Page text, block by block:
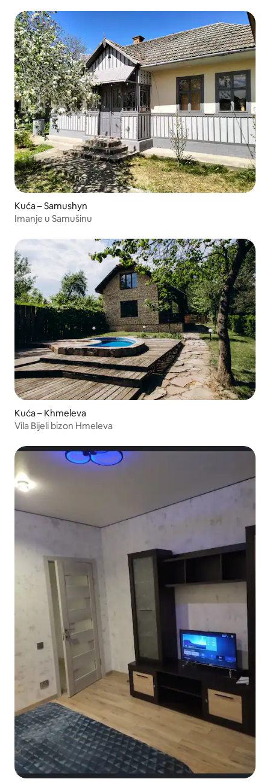
Kuća – Samushyn
Imanje u Samušinu
Kuća – Khmeleva
Vila Bijeli bizon Hmeleva